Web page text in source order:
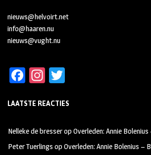
nieuws@helvoirt.net
info@haaren.nu
nieuws@vught.nu
Fa
b
oo
k
In
ag
m
tt
LAATSTE REACTIES
Nelleke de bresseropOverleden: Annie
Peter Tuerlings opOverleden: Annie Bolenius –